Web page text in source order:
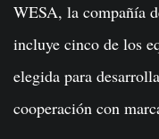
WESA, la compañía
incluye cinco de los
elegida para
cooperación con